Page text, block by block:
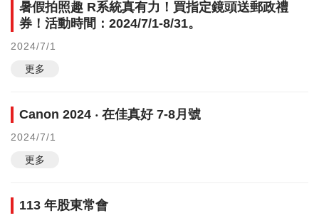
暑假拍照趣 R系統真有力！買指定鏡頭送郵政禮
券！活動時間：2024/7/1-8/31。
2024/7/1
更多
Canon 2024 ‧ 在佳真好 7-8月號
2024/7/1
更多
113 年股東常會